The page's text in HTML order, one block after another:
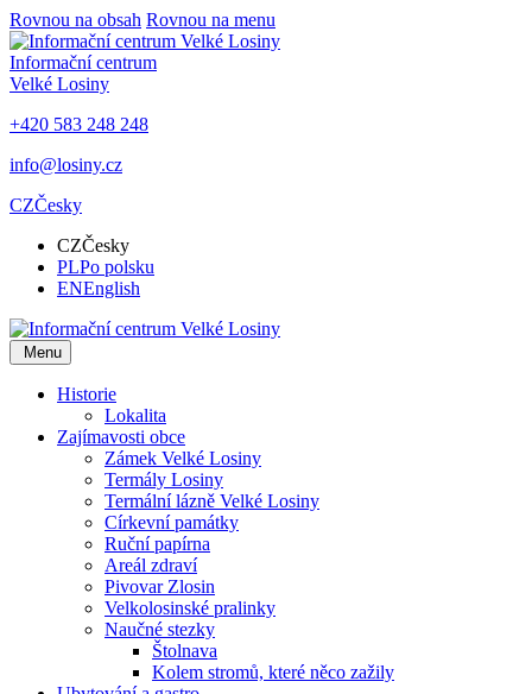
Rovnou na obsah Rovnou na menu
Informační centrum
Velké Losiny
+420 583 248 248
info@losiny.cz
CZČesky
CZČesky
PLPo polsku
ENEnglish
Menu
Historie
Lokalita
Zajímavosti obce
Zámek Velké Losiny
Termály Losiny
Termální lázně Velké Losiny
Církevní památky
Ruční papírna
Areál zdraví
Pivovar Zlosin
Velkolosinské pralinky
Naučné stezky
Štolnava
Kolem stromů, které něco zažily